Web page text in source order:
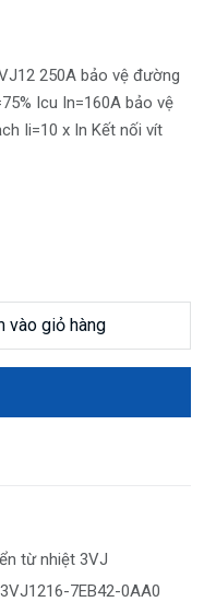
250A bảo vệ đường
Icu In=160A bảo vệ
Ii=10 x In Kết nối vít
vào giỏ hàng
từ nhiệt 3VJ
7EB42-0AA0